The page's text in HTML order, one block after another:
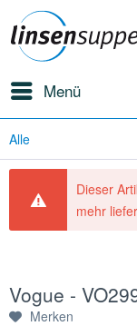
Menü
Alle
Dieser
mehr
Vogue -
Merken